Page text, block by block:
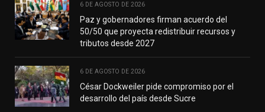
6 DE AGOSTO DE 2026
Paz y gobernadores firman acuerdo del
50/50 que proyecta redistribuir recursos y
tributos desde 2027
6 DE AGOSTO DE 2026
César Dockweiler pide compromiso por el
desarrollo del país desde Sucre